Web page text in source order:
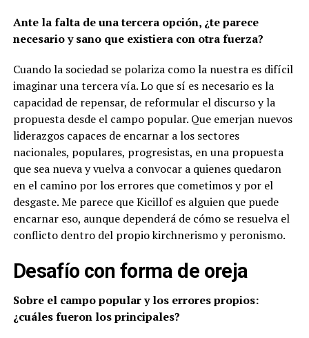
Ante la falta de una tercera opción, ¿te parece
necesario y sano que existiera con otra fuerza?
Cuando la sociedad se polariza como la nuestra es difícil
imaginar una tercera vía. Lo que sí es necesario es la
capacidad de repensar, de reformular el discurso y la
propuesta desde el campo popular. Que emerjan nuevos
liderazgos capaces de encarnar a los sectores
nacionales, populares, progresistas, en una propuesta
que sea nueva y vuelva a convocar a quienes quedaron
en el camino por los errores que cometimos y por el
desgaste. Me parece que Kicillof es alguien que puede
encarnar eso, aunque dependerá de cómo se resuelva el
conflicto dentro del propio kirchnerismo y peronismo.
Desafío con forma de oreja
Sobre el campo popular y los errores propios:
¿cuáles fueron los principales?